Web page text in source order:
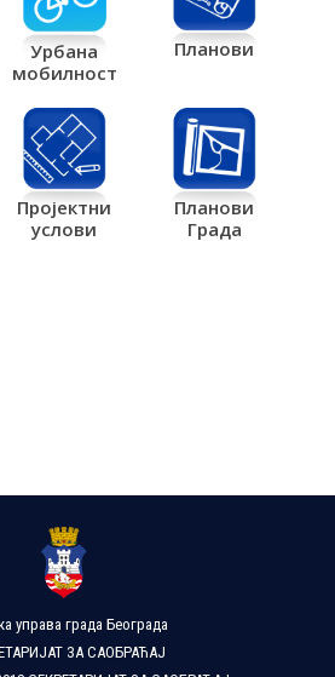
Урбана
мобилност
Планови
Пројектни
услови
Планови
Града
управа града Београда
ЗА САОБРАЋАЈ